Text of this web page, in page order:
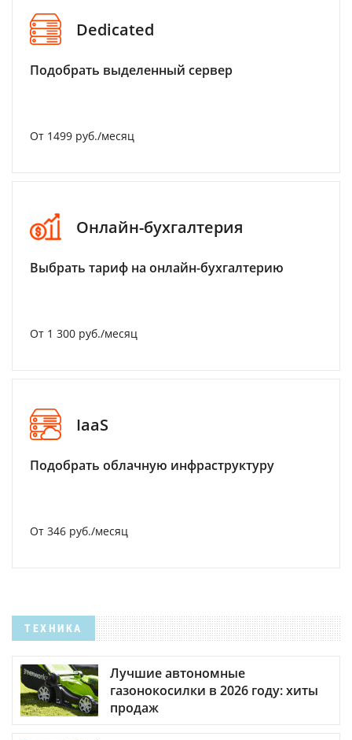
Dedicated
Подобрать выделенный сервер
От 1499 руб./месяц
Онлайн-бухгалтерия
Выбрать тариф на онлайн-бухгалтерию
От 1 300 руб./месяц
IaaS
Подобрать облачную инфраструктуру
От 346 руб./месяц
ТЕХНИКА
Лучшие автономные
газонокосилки в 2026 году: хиты
продаж